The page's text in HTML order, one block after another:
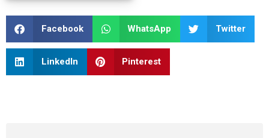
Facebook WhatsApp Twitter
LinkedIn Pinterest